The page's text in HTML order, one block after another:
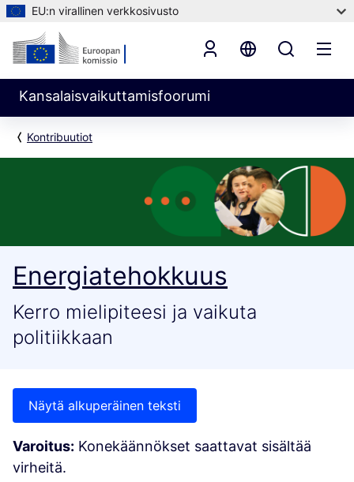
EU:n virallinen verkkosivusto
Kansalaisvaikuttamisfoorumi
Kontribuutiot
Energiatehokkuus
Kerro mielipiteesi ja vaikuta
politiikkaan
Näytä alkuperäinen teksti
Varoitus: Konekäännökset saattavat sisältää
virheitä.